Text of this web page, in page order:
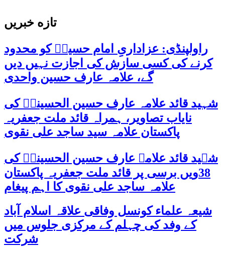
تازه خبریں
راولپنڈی: عزاداریِ امام حسینؑ کو محدود
کرنے کی کسی سازش کی اجازت نہیں دیں
گے، علامہ عارف حسین واحدی
شہید قائد علامہ عارف حسین الحسینیؒ کی
نایاب تصاویر، ہمراہ قائد ملت جعفریہ
پاکستان علامہ سید ساجد علی نقوی
شہید قائد علامہ عارف حسین الحسینیؒ کی
38ویں برسی پر قائد ملت جعفریہ پاکستان
علامہ ساجد علی نقوی کا اہم پیغام
شیعہ علماء کونسل وفاقی علاقہ اسلام آباد
کے وفد کی چہلم کے مرکزی جلوس میں
شرکت